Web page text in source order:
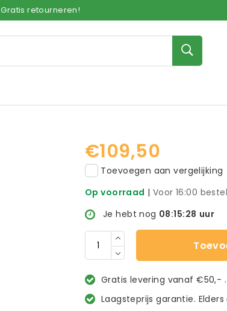
Gratis retourneren!
€109,50
Toevoegen aan vergelijking
Op voorraad | Voor 16:00
Je hebt nog 08:15:28 uur
Gratis levering vanaf €50,-
Laagsteprijs garantie.